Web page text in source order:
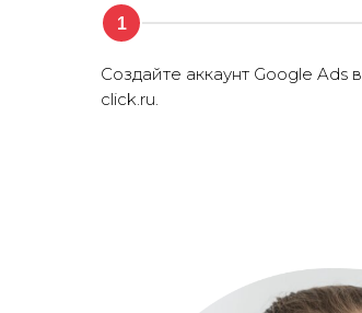
1
Создайте аккаунт Google Ads в
click.ru.